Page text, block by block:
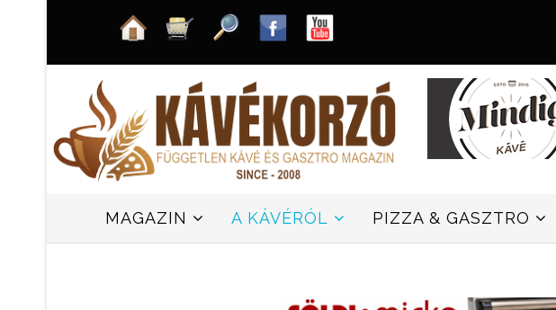
MAGAZIN A KÁVÉRÓL PIZZA & GASZTRO